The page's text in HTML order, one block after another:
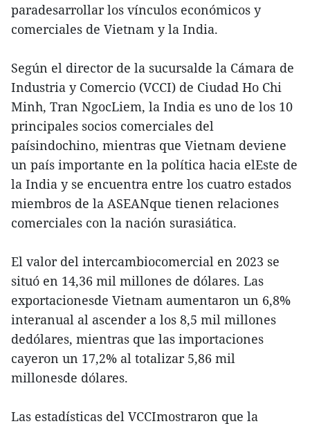
paradesarrollar los vínculos económicos y
comerciales de Vietnam y la India.
Según el director de la sucursalde la Cámara de
Industria y Comercio (VCCI) de Ciudad Ho Chi
Minh, Tran NgocLiem, la India es uno de los 10
principales socios comerciales del
paísindochino, mientras que Vietnam deviene
un país importante en la política hacia elEste de
la India y se encuentra entre los cuatro estados
miembros de la ASEANque tienen relaciones
comerciales con la nación surasiática.
El valor del intercambiocomercial en 2023 se
situó en 14,36 mil millones de dólares. Las
exportacionesde Vietnam aumentaron un 6,8%
interanual al ascender a los 8,5 mil millones
dedólares, mientras que las importaciones
cayeron un 17,2% al totalizar 5,86 mil
millonesde dólares.
Las estadísticas del VCCImostraron que la